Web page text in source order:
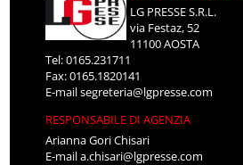
LG PRESSE S.R.L.
via Festaz, 52
11100 AOSTA
Tel: 0165.231711
Fax: 0165.1820141
E-mailsegreteria@lgpresse.com
RESPONSABILE DI AGENZIA
Arianna Gori Chisari
E-maila.chisari@lgpresse.com